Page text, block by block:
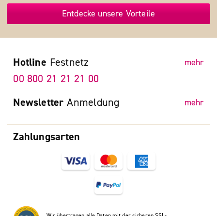
Entdecke unsere Vorteile
Zahlungsarten
Hotline Festnetz mehr
00 800 21 21 21 00
Newsletter Anmeldung mehr